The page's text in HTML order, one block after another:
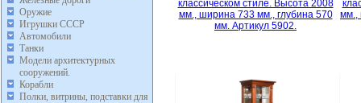
Оружие
Игрушки СССР
Автомобили
Танки
Модели архитектурных
сооружений.
Корабли
Полки, витрины, подставки для
классическом стиле. Высота 2008
мм., ширина 733 мм., глубина 570
мм. Артикул 5902.
мм.,